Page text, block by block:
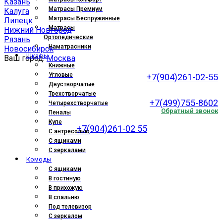
Калуга
Липецк
Нижний Новгород
Рязань
Новосибирск
Ваш город:Москва
+7(904)261-02-55
+7(499)755-8602
Обратный звонок
+7(904)261-02 55
Матрасы Премиум
Матрасы Беспружинные
Матрасы
Ортопедические
Наматрасники
Шкафы
Книжные
Угловые
Двустворчатые
Трехстворчатые
Четырехстворчатые
Пеналы
Купе
С антресолью
С ящиками
С зеркалами
Комоды
С ящиками
В гостиную
В прихожую
В спальню
Под телевизор
С зеркалом